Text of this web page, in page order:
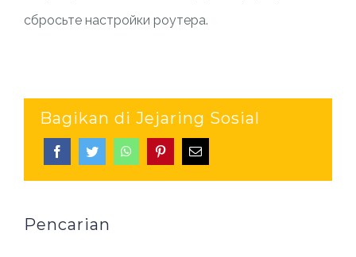
сбросьте настройки роутера.
Bagikan di Jejaring Sosial
Pencarian